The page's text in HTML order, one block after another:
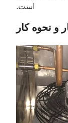
است.
و نحوه کار